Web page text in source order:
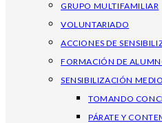
GRUPO MULTIFAMILIAR
VOLUNTARIADO
ACCIONES DE
FORMACIÓN DE
SENSIBILIZACIÓN
TOMANDO
PÁRATE Y